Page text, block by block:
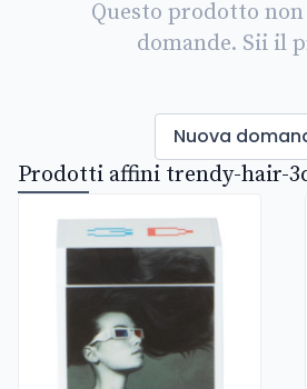
Questo prodotto
domande. Sii il
Nuova
Prodotti affini trendy-hair-